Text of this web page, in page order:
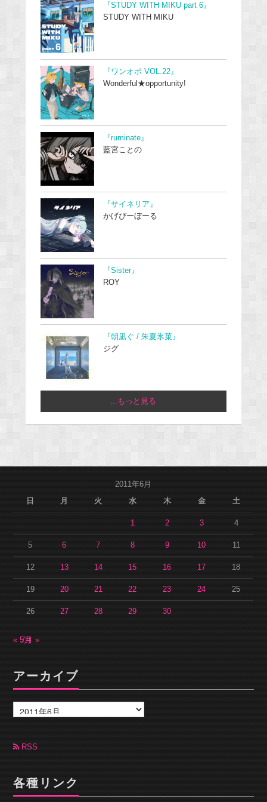
『STUDY WITH MIKU part 6』
STUDY WITH MIKU
『ワンオポ VOL.22』
Wonderful★opportunity!
『ruminate』
藍宮ことの
『サイネリア』
かげぴーぼーる
『Sister』
ROY
『朝凪ぐ / 朱夏氷菓』
ジグ
...もっと見る
2011年6月
日
月 火 水 木 金 土
1 2 3 4
5 6 7 8 9 10 11
12 13 14 15 16 17 18
19 20 21 22 23 24 25
26 27 28 29 30
« 5月7月 »
アーカイブ
ー
カ
ブ RSS
各種リンク